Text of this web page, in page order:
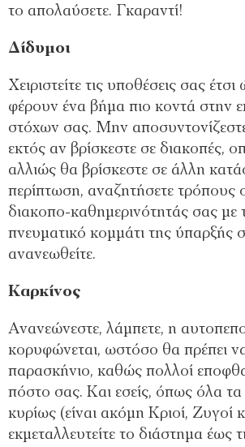
το απολαύσετε. Γκαραντί!
Δίδυμοι
Χειριστείτε τις υποθέσεις σας
φέρουν ένα βήμα πιο κοντά στην
στόχων σας. Μην
εκτός αν βρίσκεστε σε διακοπές,
αλλιώς θα βρίσκεστε σε άλλη
περίπτωση, αναζητήσετε τρόπους
διακοπο-καθημερινότητάς σας με
πνευματικό κομμάτι της ύπαρξής
ανανεωθείτε.
Καρκίνος
Ανανεώνεστε, λάμπετε, η
κορυφώνεται, ωστόσο θα πρέπει
παρασκήνιο, καθώς πολλοί
πόστο σας. Και εσείς, όπως όλα τα
κυρίως (είναι ακόμη Κριοί, Ζυγοί
εκμεταλλευτείτε το διάστημα έως